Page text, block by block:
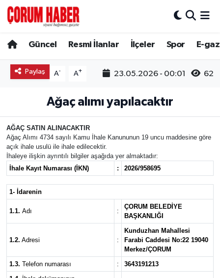
Güncel Resmi İlanlar İlçeler Spor E-
Paylaş A- A+ 23.05.2026 - 00:01 62
Ağaç alımı yapılacaktır
AĞAÇ SATIN ALINACAKTIR
Ağaç Alımı 4734 sayılı Kamu İhale Kanununun 19 uncu maddesine göre
açık ihale usulü ile ihale edilecektir.
İhaleye ilişkin ayrıntılı bilgiler aşağıda yer almaktadır:
İhale Kayıt Numarası (İKN)
: 2026/958695
1- İdarenin
1.1. Adı :
ÇORUM BELEDİYE
BAŞKANLIĞI
1.2. Adresi :
Kunduzhan Mahallesi
Farabi Caddesi No:22 19040
Merkez/ÇORUM
1.3. Telefon numarası :
3643191213
Spor
Bayat
Boğazkale
Dodurga
İskilip
Kargı
Laçin
Hava Durumu
Süper Lig Puan Durumu ve Fikstür
Tüm Manşetler
Son Dakika Haberleri
Haber Arşivi